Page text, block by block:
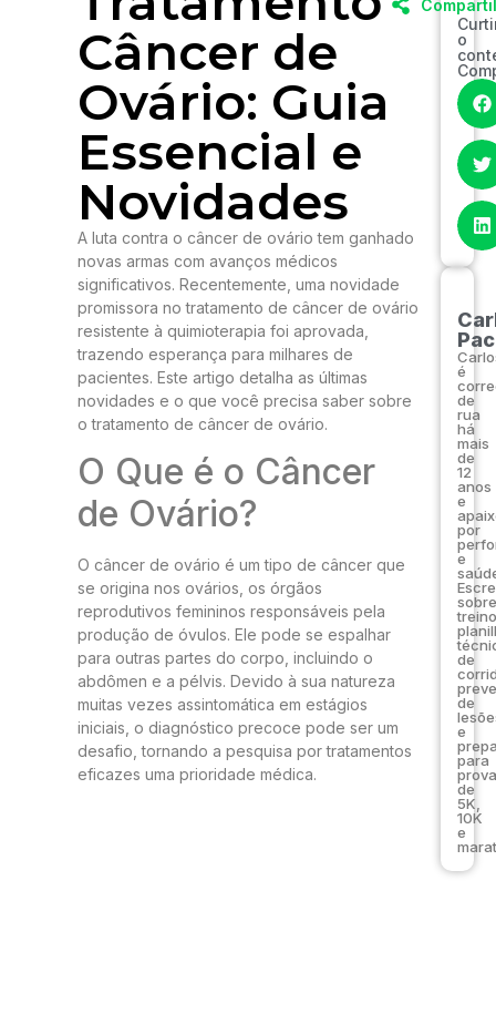
Câncer de
Ovário: Guia
Essencial e
Novidades
A luta contra o câncer de ovário tem ganhado
novas armas com avanços médicos
significativos. Recentemente, uma novidade
promissora no tratamento de câncer de ovário
resistente à quimioterapia foi aprovada,
trazendo esperança para milhares de
pacientes. Este artigo detalha as últimas
novidades e o que você precisa saber sobre
o tratamento de câncer de ovário.
O Que é o Câncer
de Ovário?
O câncer de ovário é um tipo de câncer que
se origina nos ovários, os órgãos
reprodutivos femininos responsáveis pela
produção de óvulos. Ele pode se espalhar
para outras partes do corpo, incluindo o
abdômen e a pélvis. Devido à sua natureza
muitas vezes assintomática em estágios
iniciais, o diagnóstico precoce pode ser um
desafio, tornando a pesquisa por tratamentos
eficazes uma prioridade médica.
o
é
de
rua
há
mais
de
12
anos
e
por
e
sobre
de
de
e
para
de
5K,
10K
e